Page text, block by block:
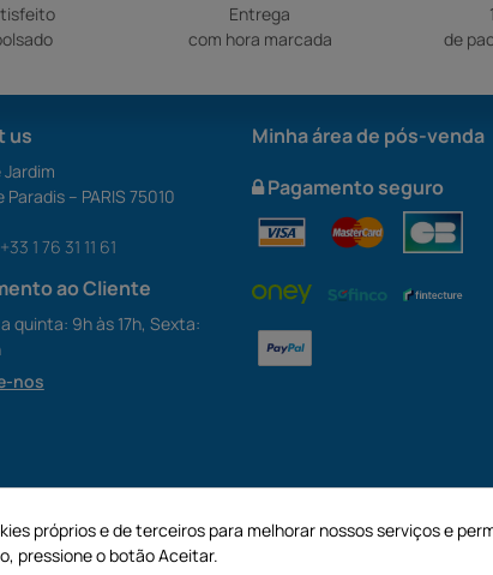
Entrega
com hora marcada
de
us
Paradis – PARIS 75010
+33 1 76 31 11 61
ao Cliente
quinta: 9h às 17h, Sexta:
nos
Minha área de pós-venda
Pagamento seguro
próprios e de terceiros para melhorar nossos serviços e
pressione o botão Aceitar.